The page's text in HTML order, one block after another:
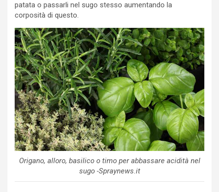
patata o passarli nel sugo stesso aumentando la
corposità di questo.
Origano, alloro, basilico o timo per abbassare acidità nel
sugo -Spraynews.it